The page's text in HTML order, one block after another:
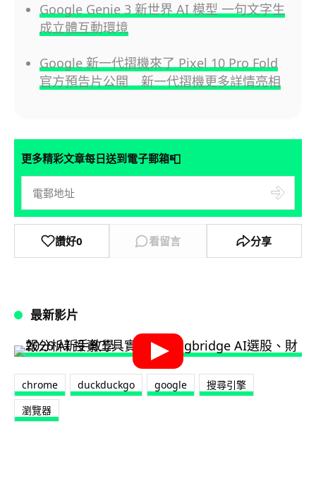
Google Genie 3 新世界 AI 模型 一句文字生
成立體互動環境
Google 新一代摺機來了 Pixel 10 Pro Fold
官方預告片公開 新一代摺機更多詳情亮相
更多精彩文章每日送到電子郵箱📮
讚好0 看留言 分享
最新影片
chrome duckduckgo google
搜尋引擎
瀏覽器